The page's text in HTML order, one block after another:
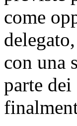
come
con una
parte